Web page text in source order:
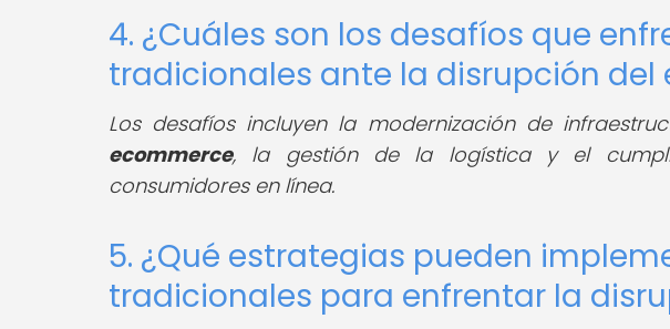
4. ¿Cuáles son los desafíos que
tradicionales ante la disrupción del
Los desafíos incluyen la modernización de
ecommerce, la gestión de la logística y el
consumidores en línea.
5. ¿Qué estrategias pueden
tradicionales para enfrentar la